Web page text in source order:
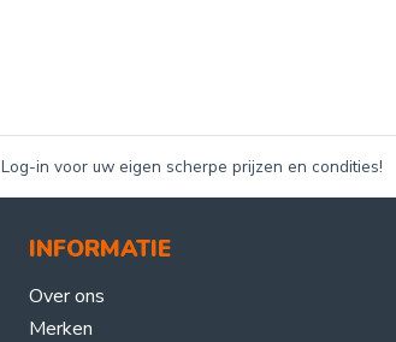
Log-in voor uw eigen scherpe prijzen en condities!
INFORMATIE
Over ons
Merken